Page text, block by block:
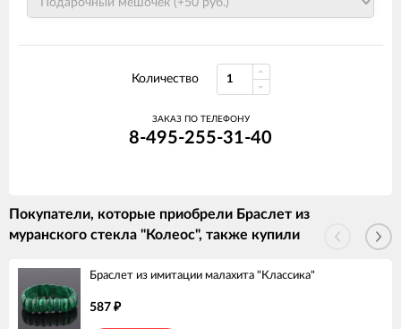
Количество
ЗАКАЗ ПО ТЕЛЕФОНУ
8-495-255-31-40
Покупатели, которые приобрели Браслет из
муранского стекла "Колеос", также купили
Браслет из имитации малахита "Классика"
587 ₽